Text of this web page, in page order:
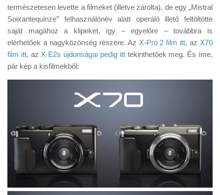
E-BB
természetesen levette a filmeket (illetve zárolta), de egy „Mistral
Soixantequinze” felhasználónév alatt operáló illető feltöltötte
saját magához a klipeket, így – egyelőre – továbbra is
elérhetőek a nagyközönség részére. Az X-Pro 2 film itt, az X70
film itt, az X-E2s újdonságai pedig itttekinthetőek meg. És íme,
pár kép a kisfilmekből: